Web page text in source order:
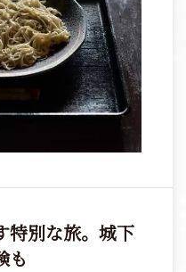
特別な旅。城下
も